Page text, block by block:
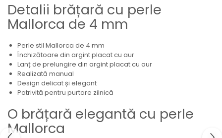
Detalii brățară cu perle
Mallorca de 4 mm
Perle stil Mallorca de 4 mm
Închizătoare din argint placat cu aur
Lanț de prelungire din argint placat cu aur
Realizată manual
Design delicat și elegant
Potrivită pentru purtare zilnică
O brățară elegantă cu perle
Mallorca